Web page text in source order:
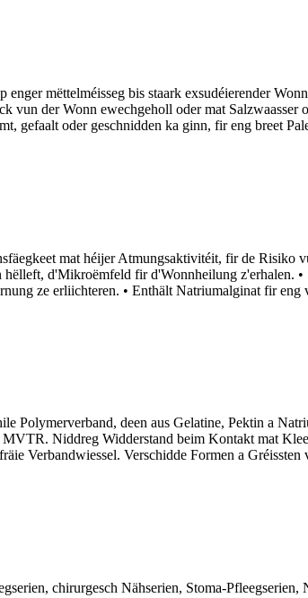
enger mëttelméisseg bis staark exsudéierender
vun der Wonn ewechgeholl oder mat
gefaalt oder geschnidden ka ginn, fir eng breet
mat héijer Atmungsaktivitéit, fir de Risiko
hëlleft, d'Mikroëmfeld fir d'Wonnheilung z'erhalen.
ze erliichteren. • Enthält Natriumalginat fir eng
Polymerverband, deen aus Gelatine, Pektin a
Niddreg Widderstand beim Kontakt mat
Verbandwiessel. Verschidde Formen a
chirurgesch Nähserien, Stoma-